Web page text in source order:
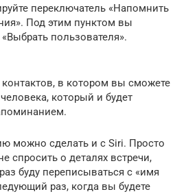
переключатель «Напомнить
Под этим пунктом вы
пользователя».
в котором вы сможете
который и будет
можно сделать и с Siri. Просто
спросить о деталях встречи,
буду переписываться с «имя
раз, когда вы будете